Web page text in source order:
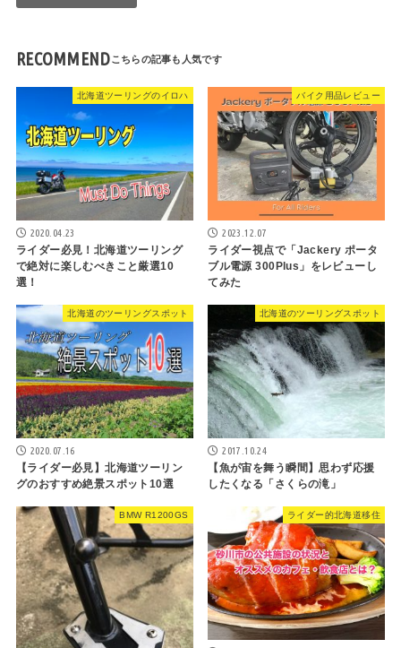
RECOMMEND
北海道ツーリングのイロハ
2020.04.23
ライダー必見！北海道ツーリング
で絶対に楽しむべきこと厳選10
選！
バイク用品レビュー
2023.12.07
ライダー視点で「Jackery ポータ
ブル電源 300Plus」をレビューし
てみた
北海道のツーリングスポット
2020.07.16
【ライダー必見】北海道ツーリン
グのおすすめ絶景スポット10選
北海道のツーリングスポット
2017.10.24
【魚が宙を舞う瞬間】思わず応援
したくなる「さくらの滝」
BMW R1200GS ライダー的北海道移住